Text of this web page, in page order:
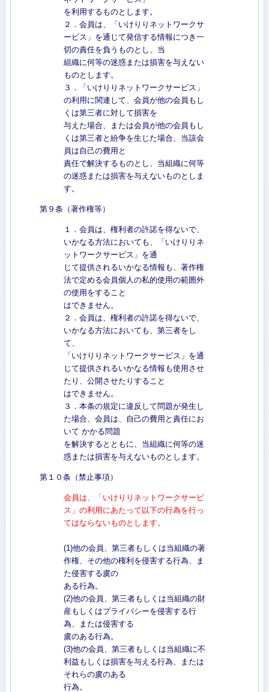
を利用するものとします。
２．会員は、「いけりりネットワークサ
ービス」を通じて発信する情報につき一
切の責任を負うものとし、当
組織に何等の迷惑または損害を与えない
ものとします。
３．「いけりりネットワークサービス」
の利用に関連して、会員が他の会員もし
くは第三者に対して損害を
与えた場合、または会員が他の会員もし
くは第三者と紛争を生じた場合、当該会
員は自己の費用と
責任で解決するものとし、当組織に何等
の迷惑または損害を与えないものとしま
す。
第９条（著作権等）
１．会員は、権利者の許諾を得ないで、
いかなる方法においても、「いけりりネ
ットワークサービス」を通
じて提供されるいかなる情報も、著作権
法で定める会員個人の私的使用の範囲外
の使用をすること
はできません。
２．会員は、権利者の許諾を得ないで、
いかなる方法においても、第三者をし
て、
「いけりりネットワークサービス」を通
じて提供されるいかなる情報も使用させ
たり、公開させたりすること
はできません。
３．本条の規定に違反して問題が発生し
た場合、会員は、自己の費用と責任にお
いて かかる問題
を解決するとともに、当組織に何等の迷
惑または損害を与えないものとします。
第１０条（禁止事項）
会員は、「いけりりネットワークサービ
ス」の利用にあたって以下の行為を行っ
てはならないものとします。
(1)他の会員、第三者もしくは当組織の著
作権、その他の権利を侵害する行為、ま
た侵害する虞の
ある行為。
(2)他の会員、第三者もしくは当組織の財
産もしくはプライバシーを侵害する行
為、または侵害する
虞のある行為。
(3)他の会員、第三者もしくは当組織に不
利益もしくは損害を与える行為、または
それらの虞のある
行為。